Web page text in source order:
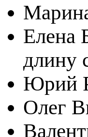
Елена
длину
Юрий
Олег